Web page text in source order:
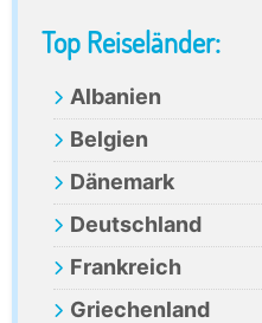
Primary
Sidebar
Top Reiseländer:
Albanien
Belgien
Dänemark
Deutschland
Frankreich
Griechenland